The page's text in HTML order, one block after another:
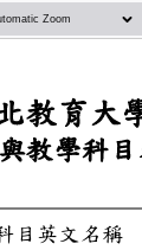
構與
北
教學傳
目英文